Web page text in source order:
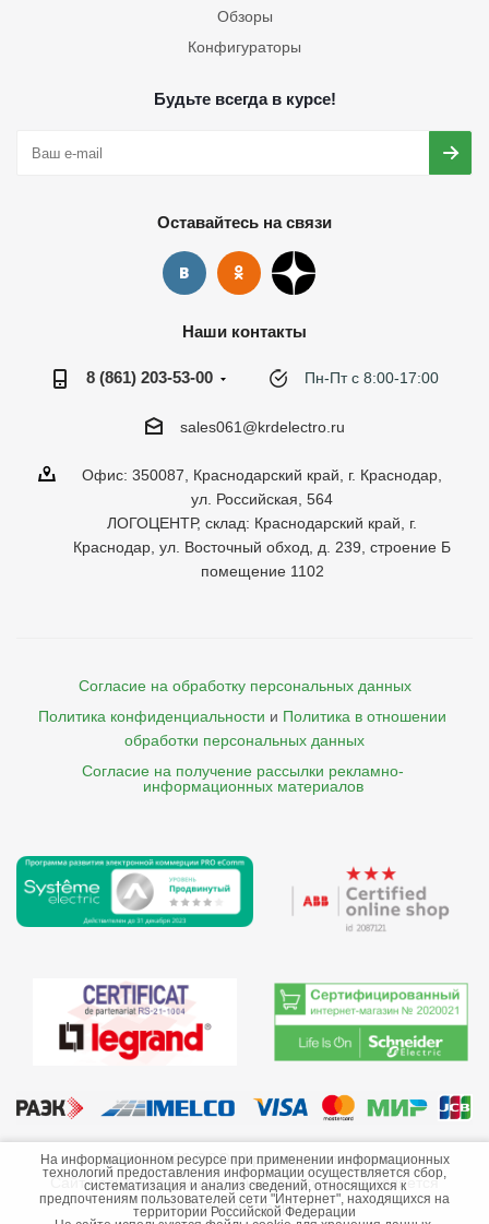
Обзоры
Конфигураторы
Будьте всегда в курсе!
Оставайтесь на связи
Наши контакты
8 (861) 203-53-00 Пн-Пт с 8:00-17:00
sales061@krdelectro.ru
Офис: 350087, Краснодарский край, г. Краснодар,
ул. Российская, 564
ЛОГОЦЕНТР, склад: Краснодарский край, г.
Краснодар, ул. Восточный обход, д. 239, строение Б
помещение 1102
Согласие на обработку персональных данных
Политика конфиденциальности и Политика в отношении
обработки персональных данных
Согласие на получение рассылки рекламно-
    информационных материалов
©2013-2026 ООО «Краснодарэлектро»
Сайт носит информационный характер и не является
публичной офертой.
На информационном ресурсе при применении информационных
технологий предоставления информации осуществляется сбор,
систематизация и анализ сведений, относящихся к
предпочтениям пользователей сети "Интернет", находящихся на
территории Российской Федерации